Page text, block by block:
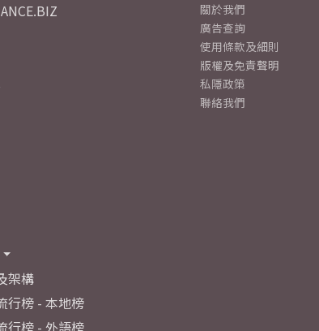
架構
行榜 - 本地榜
行榜 - 外語榜
關於我們
廣告查詢
使用條款及細則
版權及免責聲明
私隱政策
聯絡我們